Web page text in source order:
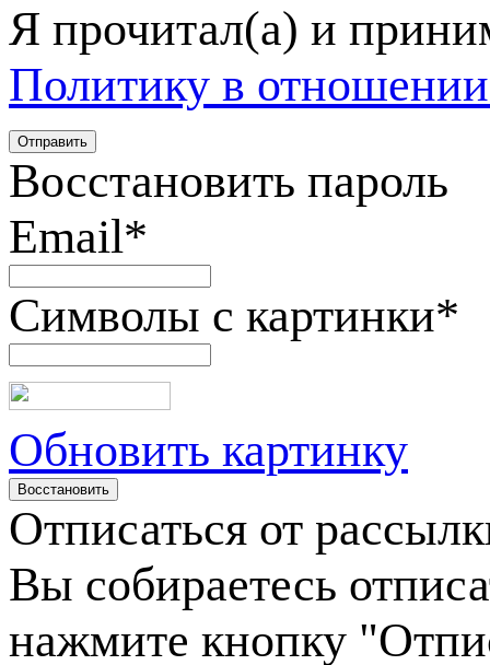
Я прочитал(а) и
Политику в
Восстановить пароль
Email*
Символы с картинки*
Обновить картинку
Отписаться от
Вы собираетесь
нажмите кнопку